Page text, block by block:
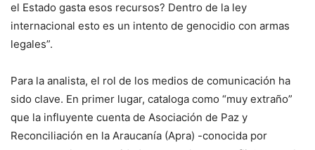
el Estado gasta esos recursos? Dentro de la ley
internacional esto es un intento de genocidio con armas
legales”.
Para la analista, el rol de los medios de comunicación ha
sido clave. En primer lugar, cataloga como “muy extraño”
que la influyente cuenta de Asociación de Paz y
Reconciliación en la Araucanía (Apra) -conocida por